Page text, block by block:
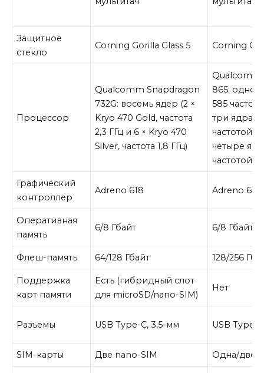
Защитное
стекло
Corning Gorilla Glass 5 Corning
Процессор
Qualcomm Snapdragon
732G: восемь ядер (2 ×
Kryo 470 Gold, частота
2,3 ГГц и 6 × Kryo 470
Silver, частота 1,8 ГГц)
Qualcomm
865: одно
585
три ядра
частотой
четыре
частотой
Графический
контроллер
Adreno 618 Adreno 650
Оперативная
память
6/8 Гбайт 6/8 Гбайт
Флеш-память 64/128 Гбайт 128/256
Поддержка
карт памяти
Есть (гибридный слот
для microSD/nano-SIM)
Нет
Разъемы USB Type-C, 3,5-мм USB Type-
SIM-карты Две nano-SIM Одна/две